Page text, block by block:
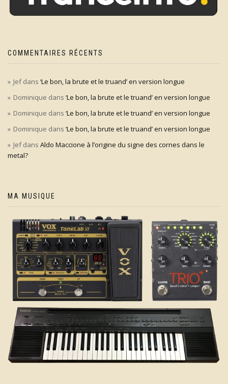
COMMENTAIRES RÉCENTS
Jefdans ‘Le bon, la brute et le truand’ en version longue
Dominique dans ‘Le bon, la brute et le truand’ en version longue
Dominique dans ‘Le bon, la brute et le truand’ en version longue
Dominique dans ‘Le bon, la brute et le truand’ en version longue
Jefdans Aldo Maccione à l’origine du signe des cornes dans le
metal?
MA MUSIQUE